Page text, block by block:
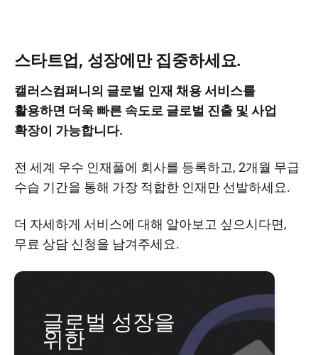
스타트업, 성장에만 집중하세요.
캘러스컴퍼니의 글로벌 인재 채용 서비스를
활용하면 더욱 빠른 속도로 글로벌 진출 및 사업
확장이 가능합니다.
전 세계 우수 인재풀에 회사를 등록하고, 2개월 무급
수습 기간을 통해 가장 적합한 인재만 선발하세요.
더 자세하게 서비스에 대해 알아보고 싶으시다면,
무료 상담 신청을 남겨주세요.
글로벌 성장을
위한